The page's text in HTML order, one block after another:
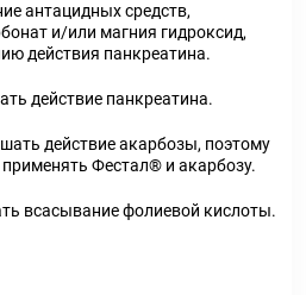
антацидных средств,
и/или магния гидроксид,
действия панкреатина.
действие панкреатина.
действие акарбозы, поэтому
Фестал® и акарбозу.
всасывание фолиевой кислоты.